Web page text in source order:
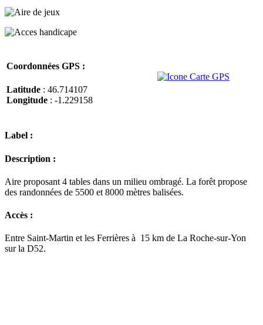
Coordonnées GPS :
Latitude : 46.714107
Longitude : -1.229158
Label :
Description :
Aire proposant 4 tables dans un milieu ombragé. La forêt propose
des randonnées de 5500 et 8000 mètres balisées.
Accès :
Entre Saint-Martin et les Ferrières à 15 km de La Roche-sur-Yon
sur la D52.